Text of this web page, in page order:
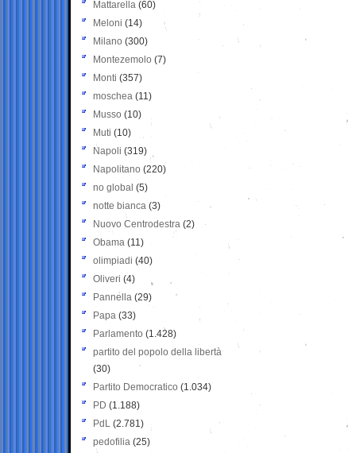
Mattarella (60)
Meloni (14)
Milano (300)
Montezemolo (7)
Monti (357)
moschea (11)
Musso (10)
Muti (10)
Napoli (319)
Napolitano (220)
no global (5)
notte bianca (3)
Nuovo Centrodestra (2)
Obama (11)
olimpiadi (40)
Oliveri (4)
Pannella (29)
Papa (33)
Parlamento (1.428)
partito del popolo della libertà
(30)
Partito Democratico (1.034)
PD (1.188)
PdL (2.781)
pedofilia (25)